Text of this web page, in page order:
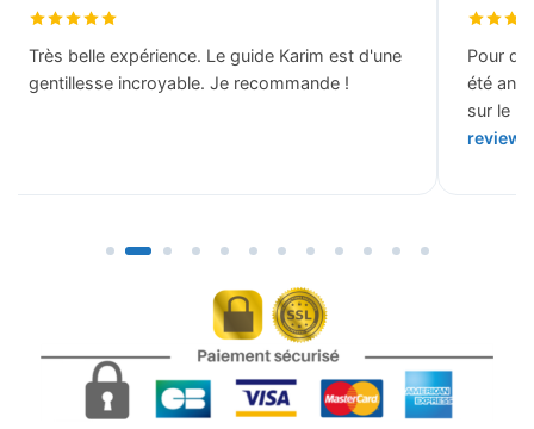
Très belle expérience. Le guide Karim est d'une
gentillesse incroyable. Je recommande !
Pour
été
sur le
review